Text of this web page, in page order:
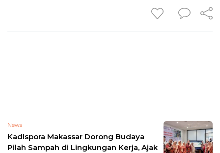
News
Kadispora Makassar Dorong Budaya
Pilah Sampah di Lingkungan Kerja, Ajak